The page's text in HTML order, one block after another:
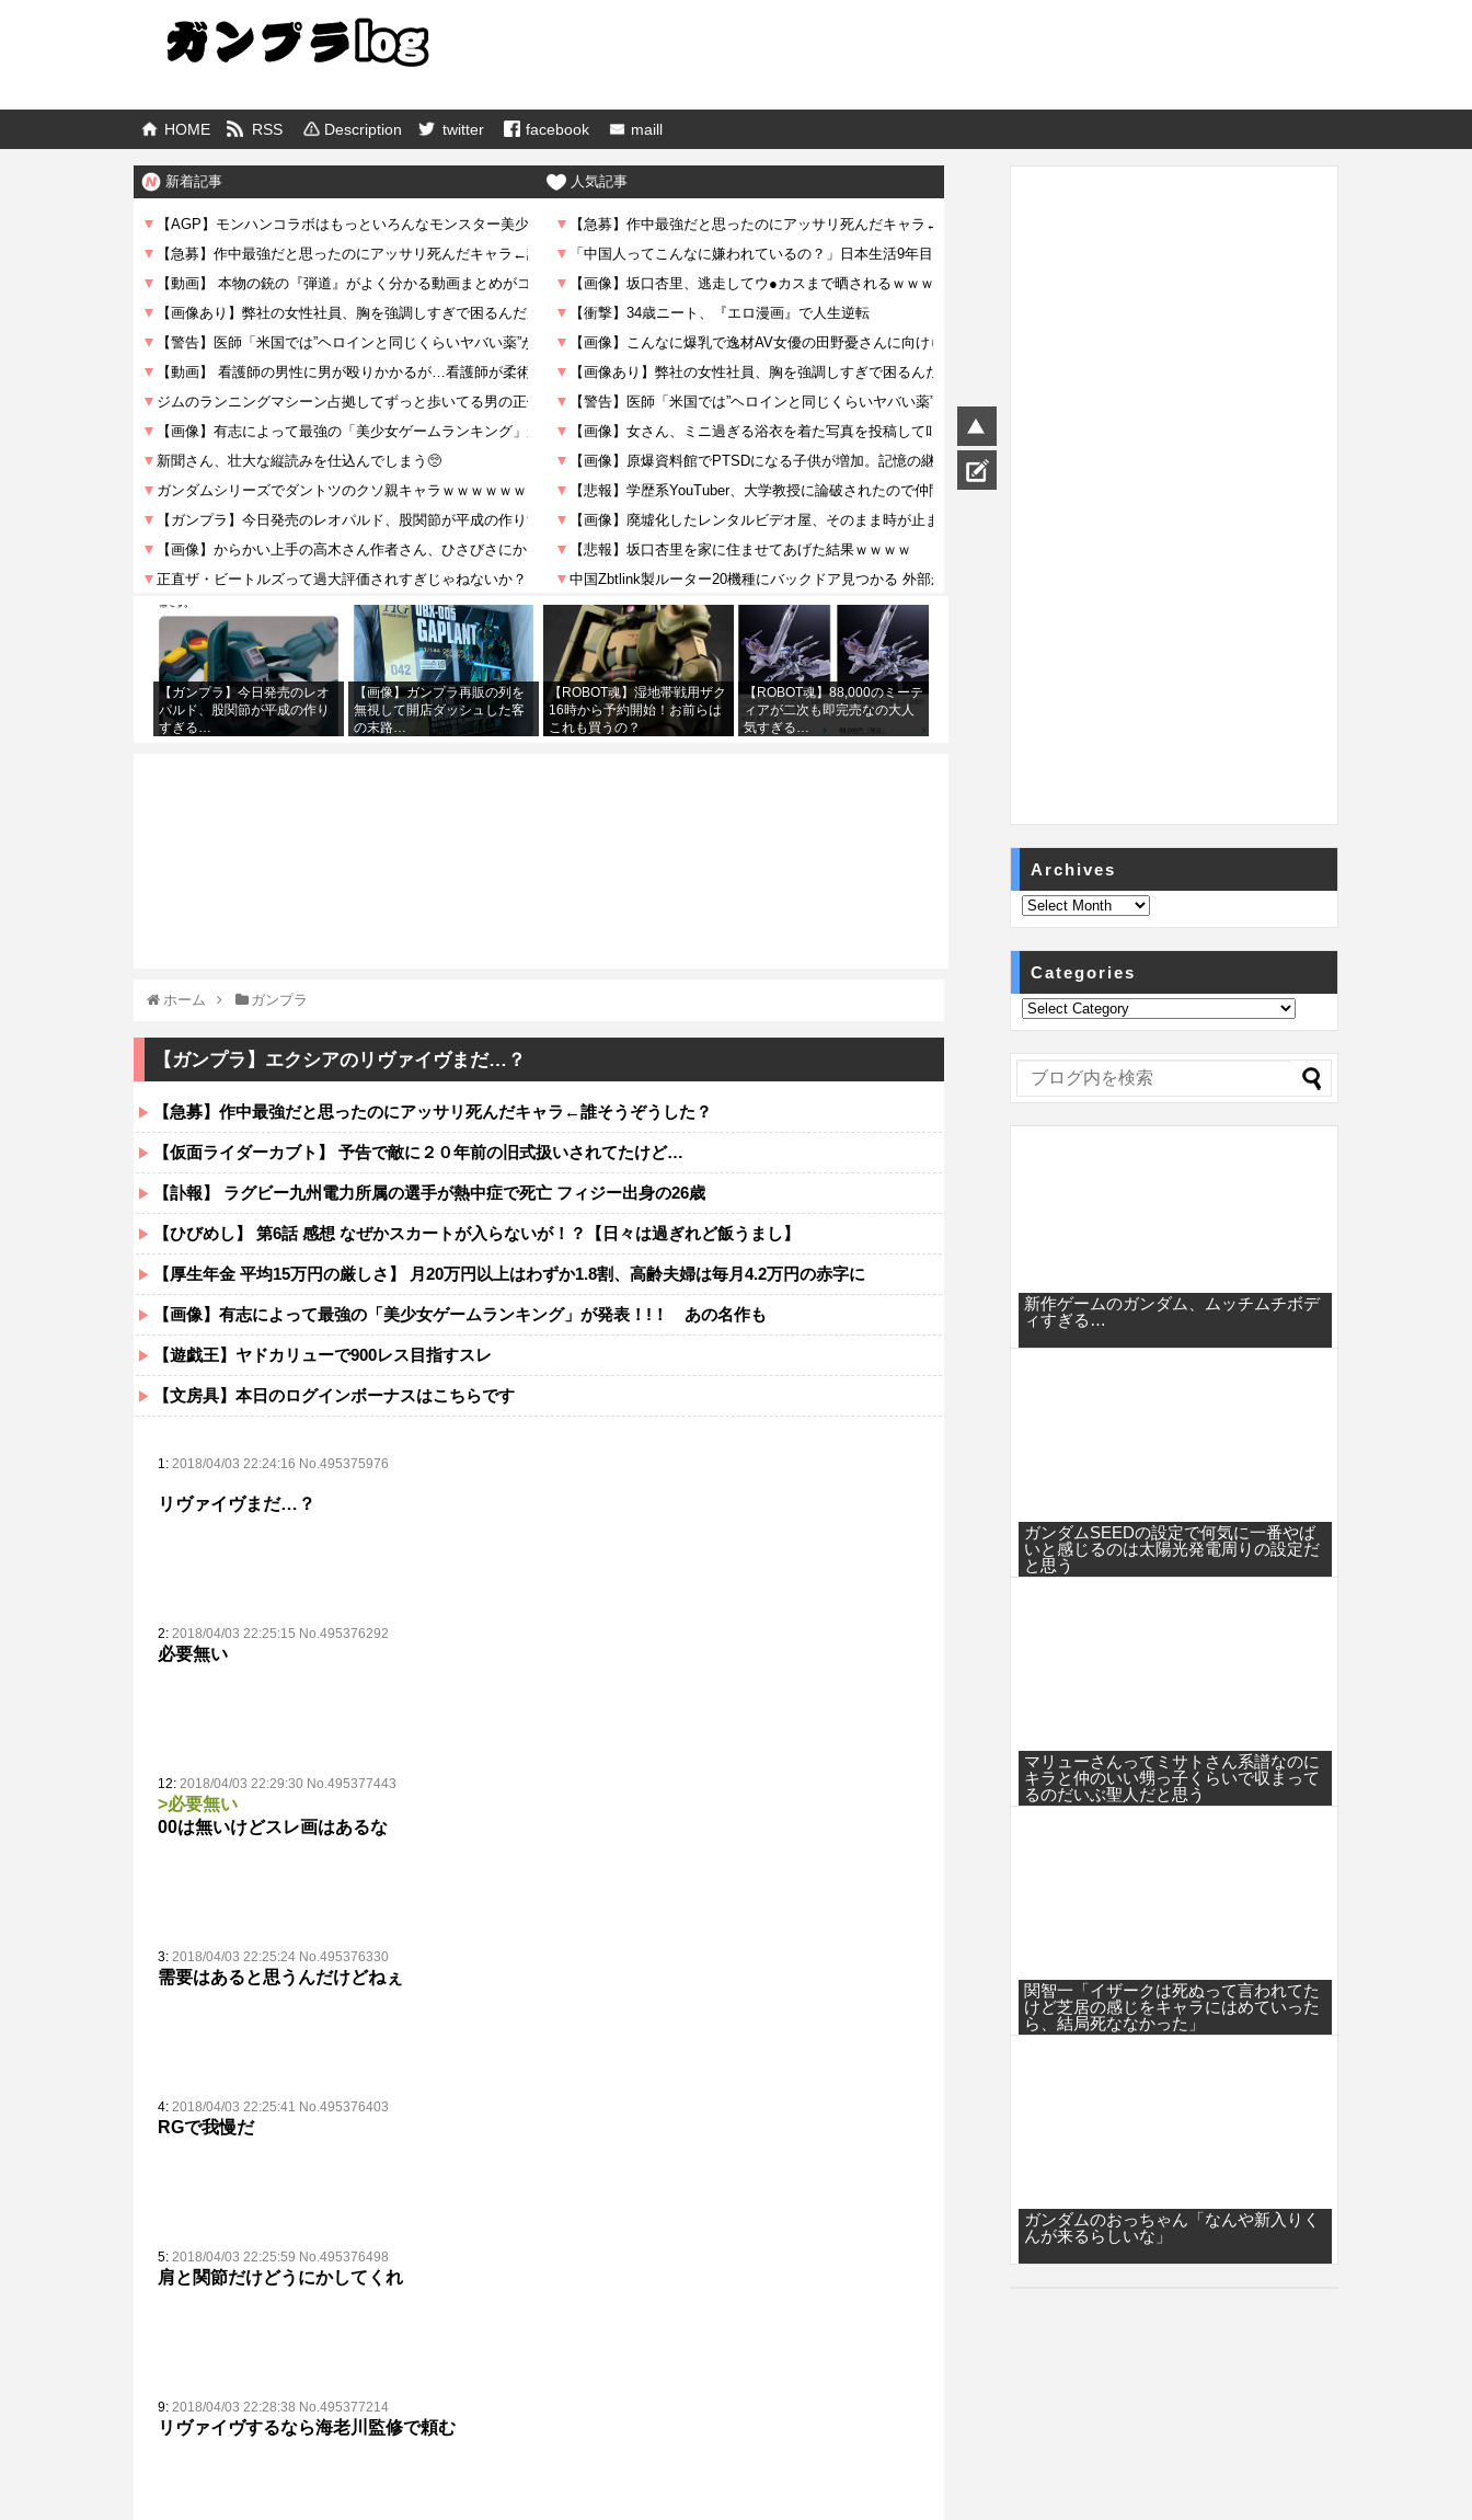
HOME RSS Description twitter facebook maill
新着記事 人気記事
【ガンプラ】今日発売のレオ
パルド、股関節が平成の作り
すぎる…
【画像】ガンプラ再販の列を
無視して開店ダッシュした客
の末路…
【ROBOT魂】湿地帯戦用ザク
16時から予約開始！お前らは
これも買うの？
【ROBOT魂】88,000のミーテ
ィアが二次も即完売なの大人
気すぎる…
ホーム ガンプラ
【ガンプラ】エクシアのリヴァイヴまだ…？
【急募】作中最強だと思ったのにアッサリ死んだキャラ←誰そうぞうした？
【仮面ライダーカブト】 予告で敵に２０年前の旧式扱いされてたけど…
【訃報】 ラグビー九州電力所属の選手が熱中症で死亡 フィジー出身の26歳
【ひびめし】 第6話 感想 なぜかスカートが入らないが！？【日々は過ぎれど飯うまし】
【厚生年金 平均15万円の厳しさ】 月20万円以上はわずか1.8割、高齢夫婦は毎月4.2万円の赤字に
【画像】有志によって最強の「美少女ゲームランキング」が発表！!！ あの名作も
【遊戯王】ヤドカリューで900レス目指すスレ
【文房具】本日のログインボーナスはこちらです
1: 2018/04/03 22:24:16 No.495375976
リヴァイヴまだ…？
2: 2018/04/03 22:25:15 No.495376292
必要無い
12: 2018/04/03 22:29:30 No.495377443
>必要無い
00は無いけどスレ画はあるな
3: 2018/04/03 22:25:24 No.495376330
需要はあると思うんだけどねぇ
4: 2018/04/03 22:25:41 No.495376403
RGで我慢だ
5: 2018/04/03 22:25:59 No.495376498
肩と関節だけどうにかしてくれ
9: 2018/04/03 22:28:38 No.495377214
リヴァイヴするなら海老川監修で頼む
Archives
Categories
新作ゲームのガンダム、ムッチムチボデ
ィすぎる…
ガンダムSEEDの設定で何気に一番やば
いと感じるのは太陽光発電周りの設定だ
と思う
マリューさんってミサトさん系譜なのに
キラと仲のいい甥っ子くらいで収まって
るのだいぶ聖人だと思う
関智一「イザークは死ぬって言われてた
けど芝居の感じをキャラにはめていった
ら、結局死ななかった」
ガンダムのおっちゃん「なんや新入りく
んが来るらしいな」